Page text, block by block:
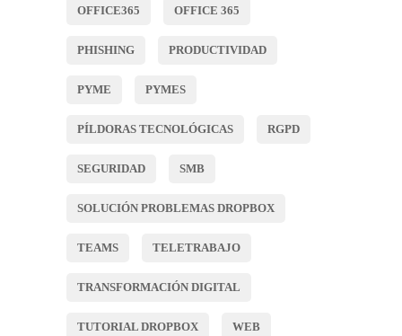
OFFICE365 OFFICE 365
PHISHING PRODUCTIVIDAD
PYME PYMES
PÍLDORAS TECNOLÓGICAS RGPD
SEGURIDAD SMB
SOLUCIÓN PROBLEMAS DROPBOX
TEAMS TELETRABAJO
TRANSFORMACIÓN DIGITAL
TUTORIAL DROPBOX WEB